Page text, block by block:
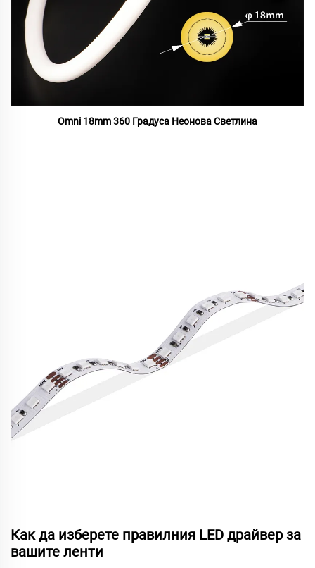
Omni 18mm 360 Градуса Неонова Светлина
Как да изберете правилния LED драйвер за
вашите ленти